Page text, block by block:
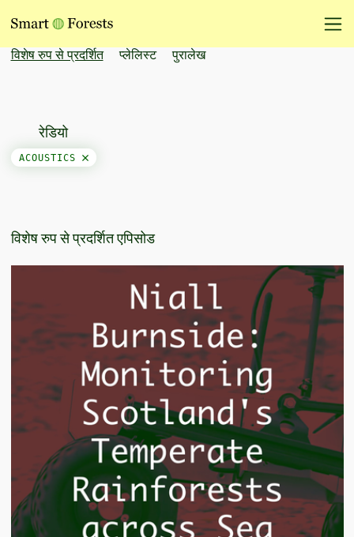
विशेष रुप से प्रदर्शित प्लेलिस्ट पुरालेख
रेडियो
ACOUSTICS
विशेष रुप से प्रदर्शित एपिसोड